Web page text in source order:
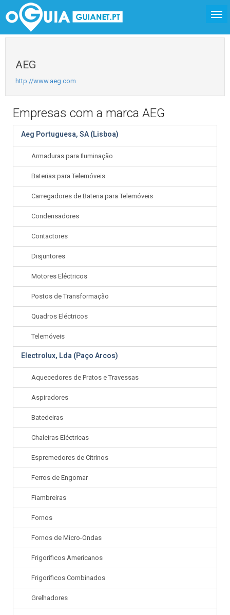
AEG
http://www.aeg.com
Empresas com a marca AEG
Aeg Portuguesa, SA (Lisboa)
Armaduras para Iluminação
Baterias para Telemóveis
Carregadores de Bateria para Telemóveis
Condensadores
Contactores
Disjuntores
Motores Eléctricos
Postos de Transformação
Quadros Eléctricos
Telemóveis
Electrolux, Lda (Paço Arcos)
Aquecedores de Pratos e Travessas
Aspiradores
Batedeiras
Chaleiras Eléctricas
Espremedores de Citrinos
Ferros de Engomar
Fiambreiras
Fornos
Fornos de Micro-Ondas
Frigoríficos Americanos
Frigoríficos Combinados
Grelhadores